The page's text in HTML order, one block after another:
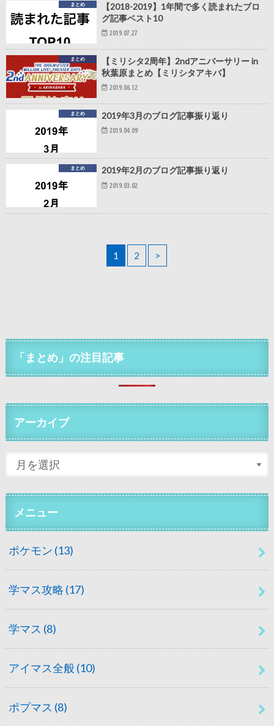
まとめ
【2018-2019】1年間で多く読まれたブロ
グ記事ベスト10
2019.07.27
まとめ
【ミリシタ2周年】2ndアニバーサリー in
秋葉原まとめ【ミリシタアキバ】
2019.06.12
まとめ 2019年3月のブログ記事振り返り
2019.04.09
まとめ 2019年2月のブログ記事振り返り
2019.03.02
1 2 >
「まとめ」の注目記事
アーカイブ
メニュー
ポケモン (13)
学マス攻略 (17)
学マス (8)
アイマス全般 (10)
ポプマス (8)